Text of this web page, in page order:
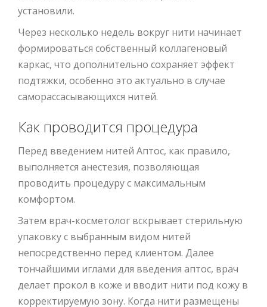
установили.
Через несколько недель вокруг нити начинает
формироваться собственный коллагеновый
каркас, что дополнительно сохраняет эффект
подтяжки, особенно это актуально в случае
саморассасывающихся нитей.
Как проводится процедура
Перед введением нитей Аптос, как правило,
выполняется анестезия, позволяющая
проводить процедуру с максимальным
комфортом.
Затем врач-косметолог вскрывает стерильную
упаковку с выбранным видом нитей
непосредственно перед клиентом. Далее
тончайшими иглами для введения аптос, врач
делает прокол в коже и вводит нити под кожу в
корректируемую зону. Когда нити размещены